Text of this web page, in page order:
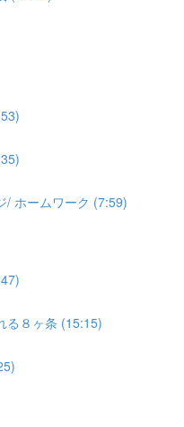
/ ホームワーク (7:59)
る８ヶ条 (15:15)